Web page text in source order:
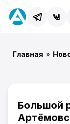
Главная »
Большой